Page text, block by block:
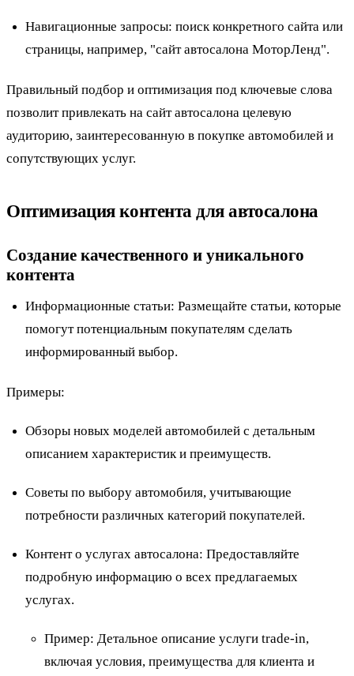
Навигационные запросы: поиск конкретного сайта или
страницы, например, "сайт автосалона МоторЛенд".
Правильный подбор и оптимизация под ключевые слова
позволит привлекать на сайт автосалона целевую
аудиторию, заинтересованную в покупке автомобилей и
сопутствующих услуг.
Оптимизация контента для автосалона
Создание качественного и уникального
контента
Информационные статьи: Размещайте статьи, которые
помогут потенциальным покупателям сделать
информированный выбор.
Примеры:
Обзоры новых моделей автомобилей с детальным
описанием характеристик и преимуществ.
Советы по выбору автомобиля, учитывающие
потребности различных категорий покупателей.
Контент о услугах автосалона: Предоставляйте
подробную информацию о всех предлагаемых
услугах.
Пример: Детальное описание услуги trade-in,
включая условия, преимущества для клиента и